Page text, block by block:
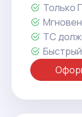
Только
ТС